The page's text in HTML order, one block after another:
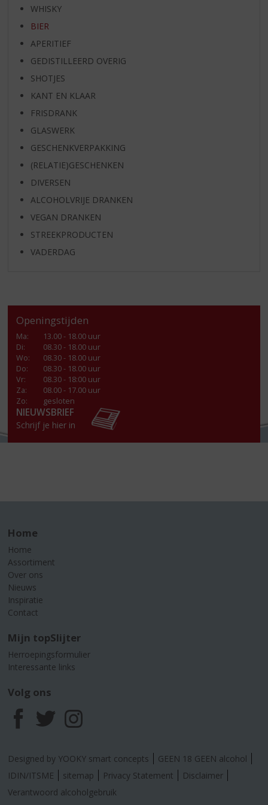
WHISKY
BIER
APERITIEF
GEDISTILLEERD OVERIG
SHOTJES
KANT EN KLAAR
FRISDRANK
GLASWERK
GESCHENKVERPAKKING
(RELATIE)GESCHENKEN
DIVERSEN
ALCOHOLVRIJE DRANKEN
VEGAN DRANKEN
STREEKPRODUCTEN
VADERDAG
Openingstijden
Ma:
13.00 - 18.00 uur
Di:
08.30 - 18.00 uur
Wo:
08.30 - 18.00 uur
Do:
08.30 - 18.00 uur
Vr:
08.30 - 18:00 uur
Za:
08.00 - 17.00 uur
Zo:
gesloten
NIEUWSBRIEF
Schrijf je hier in
Home
Home
Assortiment
Over ons
Nieuws
Inspiratie
Contact
Mijn topSlijter
Herroepingsformulier
Interessante links
Volg ons
F
a
c
T
w
i
I
n
s
Designed by YOOKY smart concepts
GEEN 18 GEEN alcohol
IDIN/ITSME
sitemap Privacy Statement
Disclaimer
Verantwoord alcoholgebruik